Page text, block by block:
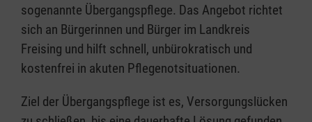
sogenannte Übergangspflege. Das Angebot richtet
sich an Bürgerinnen und Bürger im Landkreis
Freising und hilft schnell, unbürokratisch und
kostenfrei in akuten Pflegenotsituationen.
Ziel der Übergangspflege ist es, Versorgungslücken